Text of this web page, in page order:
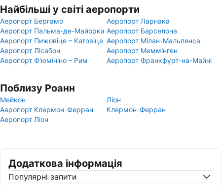
Найбільші у світі аеропорти
Аеропорт Бергамо
Аеропорт Ларнака
Аеропорт Пальма-де-Майорка Аеропорт Барселона
Аеропорт Пижовіце – Катовіце Аеропорт Мілан-Мальпенса
Аеропорт Лісабон
Аеропорт Меммінген
Аеропорт Ф'юмічіно – Рим
Аеропорт Франкфурт-на-Майні
Поблизу Роанн
Мейкон
Ліон
Аеропорт Клермон-Ферран
Клермон-Ферран
Аеропорт Ліон
Додаткова інформація
Популярні запити